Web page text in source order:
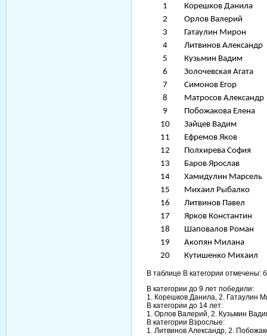
1
Корешков Данила
2
Орлов Валерий
3
Гатаулин Мирон
4
Литвинов Александр
5
Кузьмин Вадим
6
Золочевская Агата
7
Симонов Егор
8
Матросов Александр
9
Побожакова Елена
10
Зайцев Вадим
11
Ефремов Яков
12
Полхирева София
13
Баров Ярослав
14
Хамидулин Марсель
15
Михаил Рыбалко
16
Литвинов Павел
17
Ярков Константин
18
Шаповалов Роман
19
Акопян Милана
20
Кутишенко Михаил
В таблице В категории отмечены:
В категории до 9 лет победили:
1. Корешков Данила, 2. Гатаулин
В категории до 14 лет:
1. Орлов Валерий, 2. Кузьмин
В категории Взрослые:
1. Литвинов Александр, 2.